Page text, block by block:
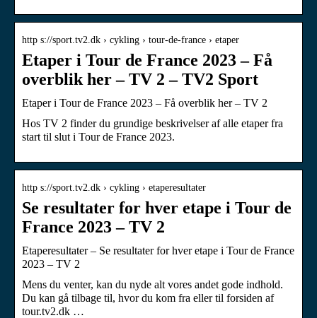
http s://sport.tv2.dk › cykling › tour-de-france › etaper
Etaper i Tour de France 2023 – Få
overblik her – TV 2 – TV2 Sport
Etaper i Tour de France 2023 – Få overblik her – TV 2
Hos TV 2 finder du grundige beskrivelser af alle etaper fra
start til slut i Tour de France 2023.
http s://sport.tv2.dk › cykling › etaperesultater
Se resultater for hver etape i Tour de
France 2023 – TV 2
Etaperesultater – Se resultater for hver etape i Tour de France
2023 – TV 2
Mens du venter, kan du nyde alt vores andet gode indhold.
Du kan gå tilbage til, hvor du kom fra eller til forsiden af
tour.tv2.dk …